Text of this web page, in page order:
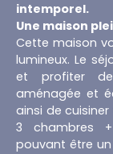
intemporel.
Une maison
Cette maison
lumineux. Le
et profiter de
aménagée et
ainsi de
3 chambres
pouvant être